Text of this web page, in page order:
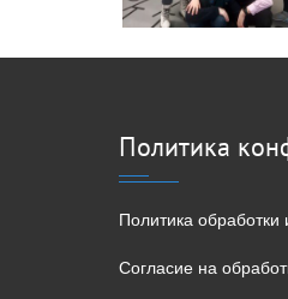
Политика
Политика
Согласие на